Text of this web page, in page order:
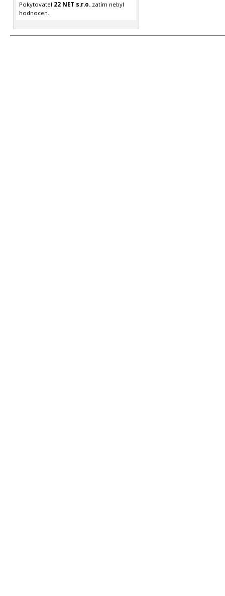
Pokytovatel 22 NET s.r.o.zatím nebyl
hodnocen.